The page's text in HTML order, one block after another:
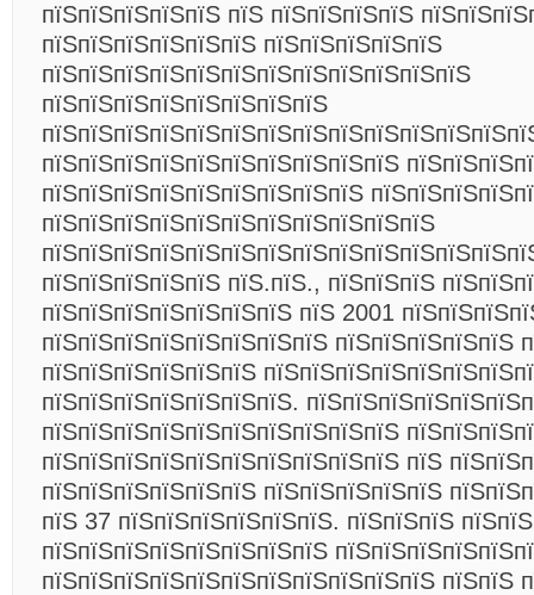
пїЅпїЅпїЅпїЅпїЅ пїЅ пїЅпїЅпїЅпїЅ
пїЅпїЅпїЅпїЅпїЅпїЅ пїЅпїЅпїЅпїЅпїЅ
пїЅпїЅпїЅпїЅпїЅпїЅпїЅпїЅпїЅпїЅпїЅпїЅ
пїЅпїЅпїЅпїЅпїЅпїЅпїЅпїЅ
пїЅпїЅпїЅпїЅпїЅпїЅпїЅпїЅпїЅпїЅ
пїЅпїЅпїЅпїЅпїЅпїЅпїЅпїЅпїЅ
пїЅпїЅпїЅпїЅпїЅпїЅпїЅпїЅпїЅпїЅпїЅ
пїЅпїЅпїЅпїЅпїЅ пїЅ.пїЅ., пїЅпїЅпїЅ
пїЅпїЅпїЅпїЅпїЅпїЅпїЅ пїЅ 2001
пїЅпїЅпїЅпїЅпїЅпїЅпїЅпїЅ пїЅпїЅпїЅпїЅпїЅ
пїЅпїЅпїЅпїЅпїЅпїЅ
пїЅпїЅпїЅпїЅпїЅпїЅпїЅ.
пїЅпїЅпїЅпїЅпїЅпїЅпїЅпїЅпїЅпїЅ
пїЅпїЅпїЅпїЅпїЅпїЅпїЅпїЅпїЅпїЅ пїЅ
пїЅпїЅпїЅпїЅпїЅпїЅ пїЅпїЅпїЅпїЅпїЅ
пїЅ 37 пїЅпїЅпїЅпїЅпїЅпїЅ. пїЅпїЅпїЅ
пїЅпїЅпїЅпїЅпїЅпїЅпїЅпїЅ
пїЅпїЅпїЅпїЅпїЅпїЅпїЅпїЅпїЅпїЅпїЅ пїЅпїЅ